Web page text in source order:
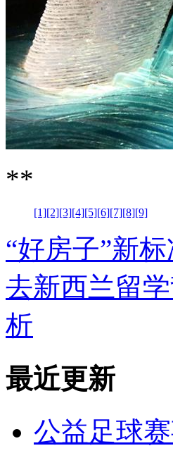
**
[1][2][3][4][5][6][7][8][9]
“好房子”新
去新西兰留
析
最近更新
公益足球